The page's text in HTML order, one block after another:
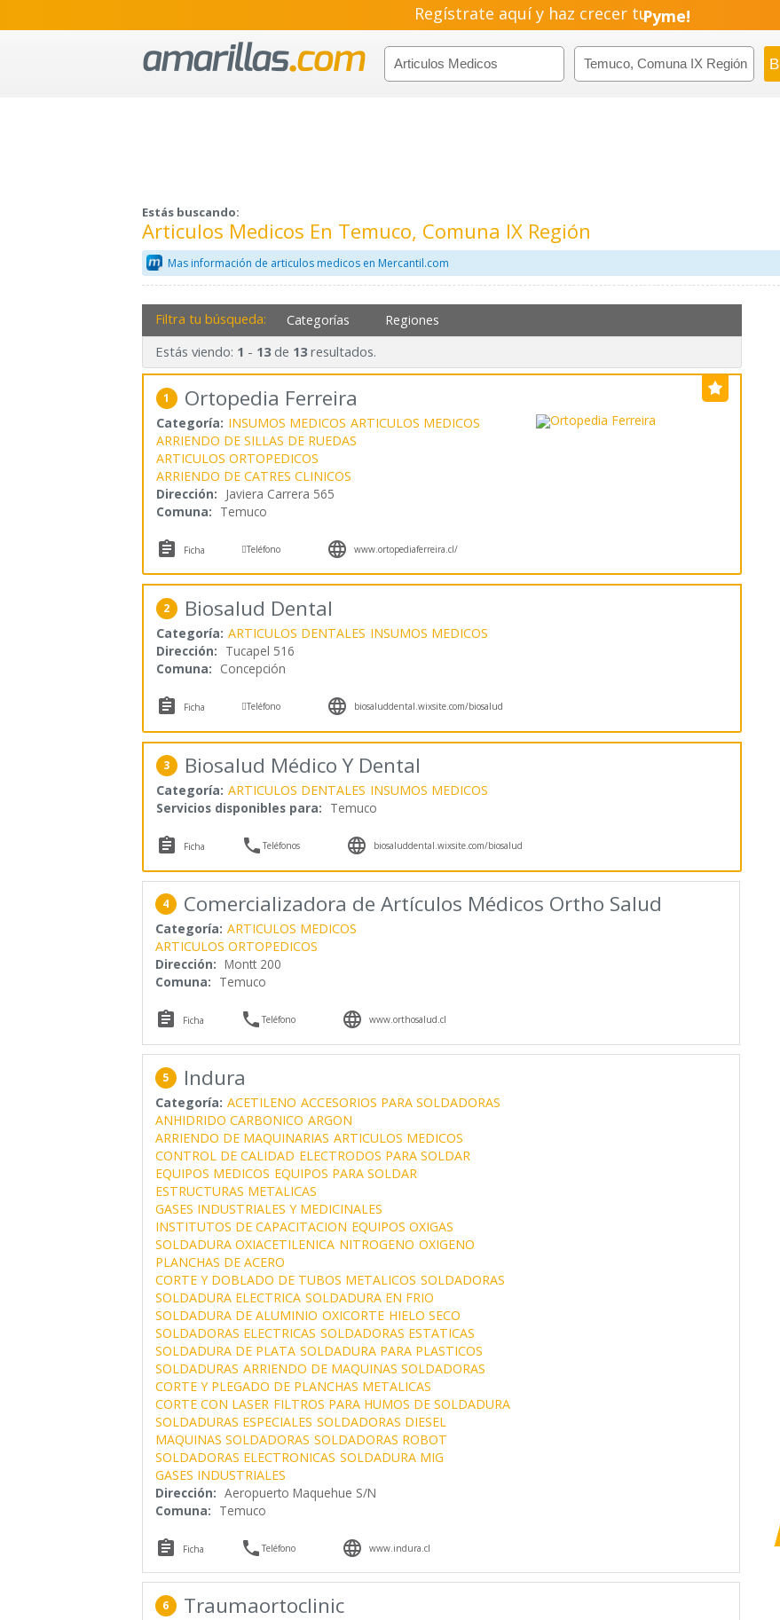
Regístrate aquí y haz crecer tuPyme!
Emprendimiento!
Estás buscando:
Articulos Medicos En Temuco, Comuna IX Región
Mas información de articulos medicos en Mercantil.com
Filtra tu búsqueda: Categorías Regiones
Estás viendo: 1 - 13de 13resultados.
1 Ortopedia Ferreira
Categoría: INSUMOS MEDICOS ARTICULOS MEDICOS
ARRIENDO DE SILLAS DE RUEDAS
ARTICULOS ORTOPEDICOS
ARRIENDO DE CATRES CLINICOS
Dirección: Javiera Carrera 565
Comuna: Temuco
 Ficha Teléfono  www.ortopediaferreira.cl/
2 Biosalud Dental
Categoría: ARTICULOS DENTALES INSUMOS MEDICOS
Dirección: Tucapel 516
Comuna: Concepción
 Ficha Teléfono  biosaluddental.wixsite.com/biosalud
3 Biosalud Médico Y Dental
Categoría: ARTICULOS DENTALES INSUMOS MEDICOS
Servicios disponibles para: Temuco
 Ficha Teléfonos  biosaluddental.wixsite.com/biosalud
4 Comercializadora de Artículos Médicos Ortho Salud
Categoría: ARTICULOS MEDICOS
ARTICULOS ORTOPEDICOS
Dirección: Montt 200
Comuna: Temuco
 Ficha Teléfono  www.orthosalud.cl
5 Indura
Categoría: ACETILENO ACCESORIOS PARA SOLDADORAS
ANHIDRIDO CARBONICO ARGON
ARRIENDO DE MAQUINARIAS ARTICULOS MEDICOS
CONTROL DE CALIDAD ELECTRODOS PARA SOLDAR
EQUIPOS MEDICOS EQUIPOS PARA SOLDAR
ESTRUCTURAS METALICAS
GASES INDUSTRIALES Y MEDICINALES
INSTITUTOS DE CAPACITACION EQUIPOS OXIGAS
SOLDADURA OXIACETILENICA NITROGENO OXIGENO
PLANCHAS DE ACERO
CORTE Y DOBLADO DE TUBOS METALICOS SOLDADORAS
SOLDADURA ELECTRICA SOLDADURA EN FRIO
SOLDADURA DE ALUMINIO OXICORTE HIELO SECO
SOLDADORAS ELECTRICAS SOLDADORAS ESTATICAS
SOLDADURA DE PLATA SOLDADURA PARA PLASTICOS
SOLDADURAS ARRIENDO DE MAQUINAS SOLDADORAS
CORTE Y PLEGADO DE PLANCHAS METALICAS
CORTE CON LASER FILTROS PARA HUMOS DE SOLDADURA
SOLDADURAS ESPECIALES SOLDADORAS DIESEL
MAQUINAS SOLDADORAS SOLDADORAS ROBOT
SOLDADORAS ELECTRONICAS SOLDADURA MIG
GASES INDUSTRIALES
Dirección: Aeropuerto Maquehue S/N
Comuna: Temuco
 Ficha Teléfono  www.indura.cl
6 Traumaortoclinic